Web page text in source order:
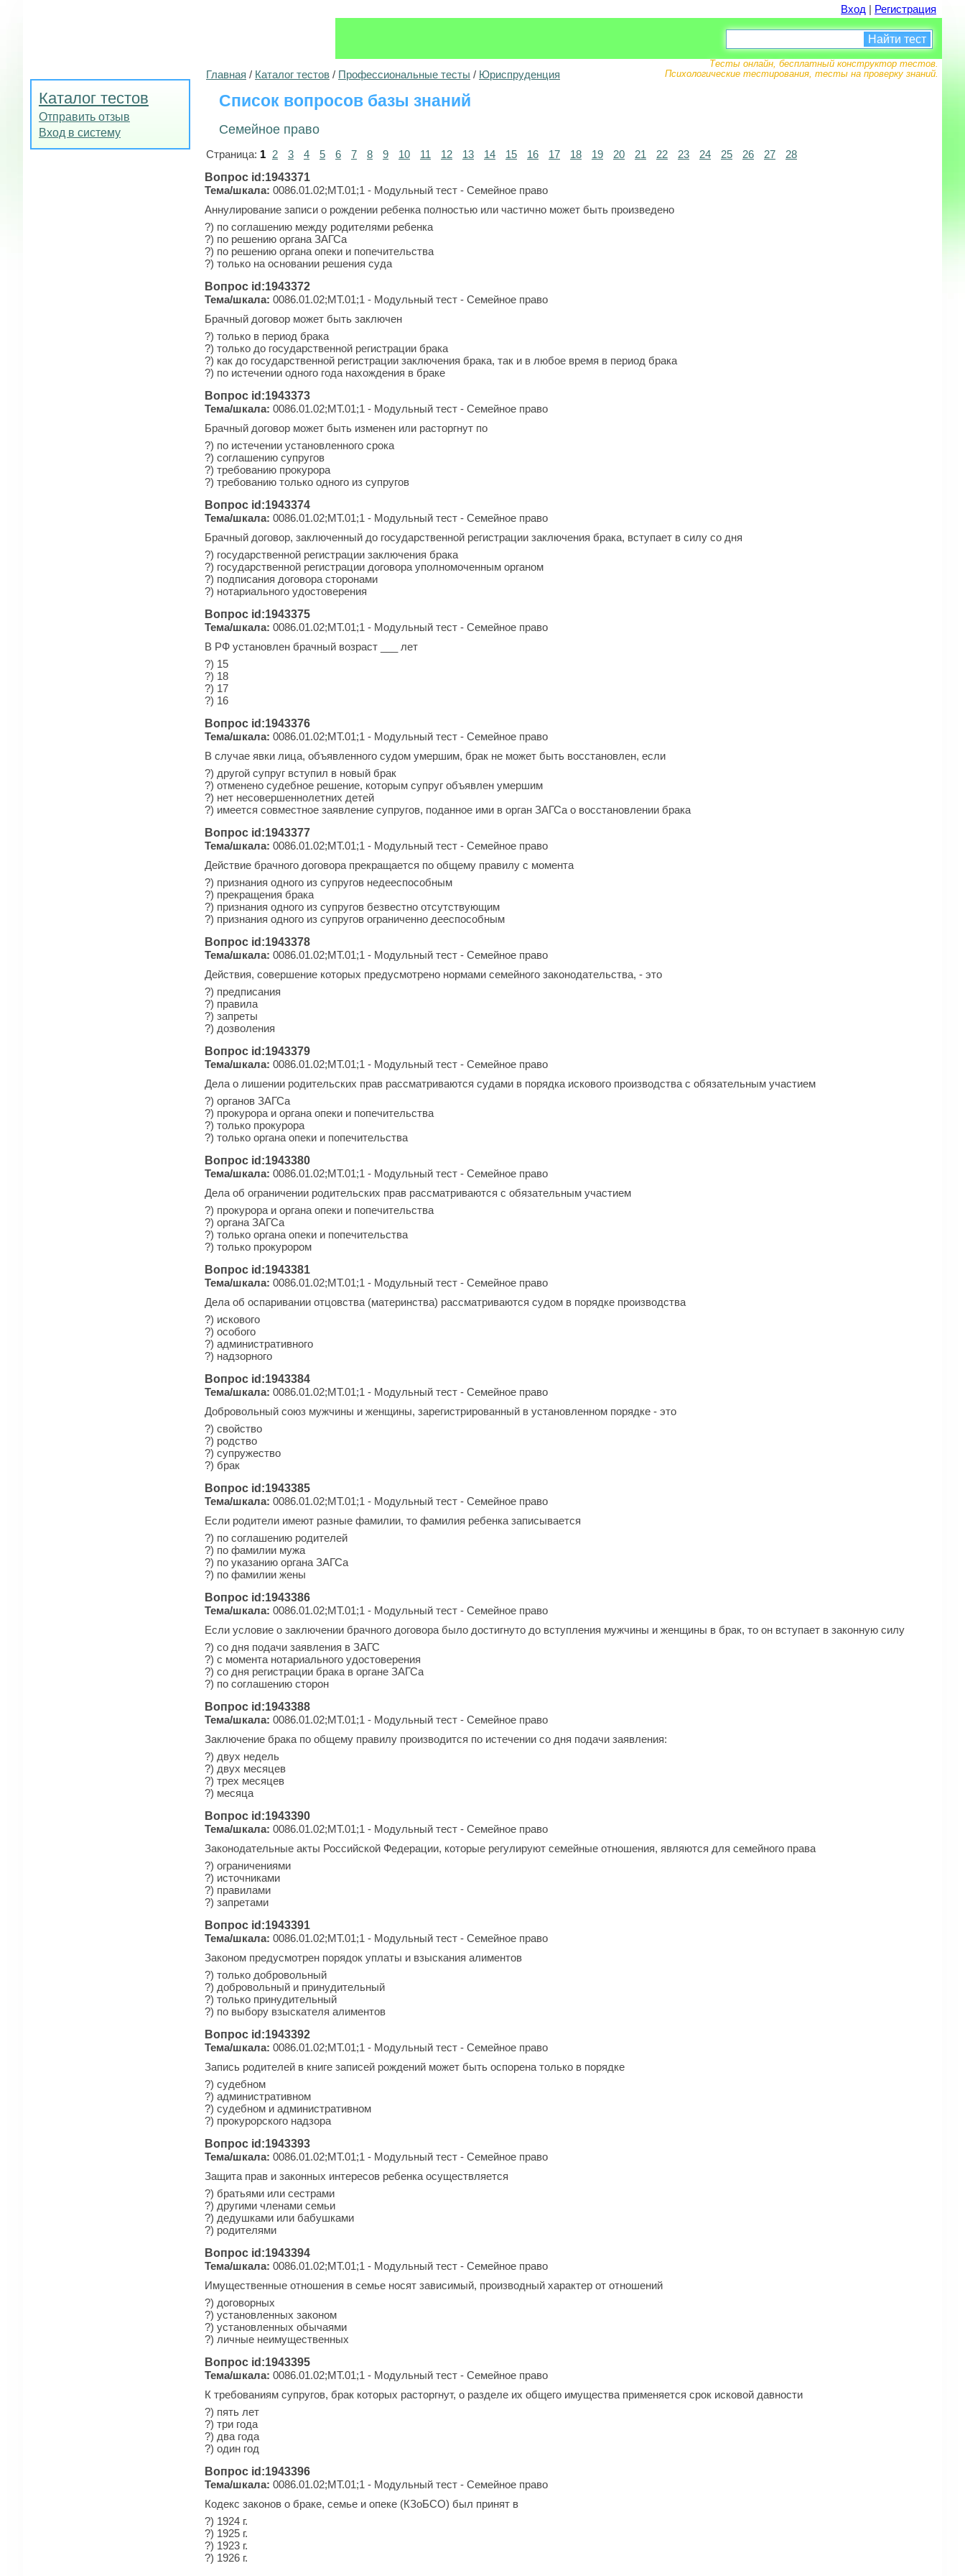
Вход | Регистрация
Тесты онлайн, бесплатный конструктор тестов.
Психологические тестирования, тесты на проверку знаний.
Найти тест
Каталог тестов
Отправить отзыв
Вход в систему
Главная / Каталог тестов / Профессиональные тесты / Юриспруденция
Список вопросов базы знаний
Семейное право
Страница: 1 2 3 4 5 6 7 8 9 10 11 12 13 14 15 16 17 18 19 20 21 22 23 24 25 26 27
28
Вопрос id:1943371
Тема/шкала: 0086.01.02;МТ.01;1 - Модульный тест - Семейное право
Аннулирование записи о рождении ребенка полностью или частично может быть произведено
?) по соглашению между родителями ребенка
?) по решению органа ЗАГСа
?) по решению органа опеки и попечительства
?) только на основании решения суда
Вопрос id:1943372
Тема/шкала: 0086.01.02;МТ.01;1 - Модульный тест - Семейное право
Брачный договор может быть заключен
?) только в период брака
?) только до государственной регистрации брака
?) как до государственной регистрации заключения брака, так и в любое время в период брака
?) по истечении одного года нахождения в браке
Вопрос id:1943373
Тема/шкала: 0086.01.02;МТ.01;1 - Модульный тест - Семейное право
Брачный договор может быть изменен или расторгнут по
?) по истечении установленного срока
?) соглашению супругов
?) требованию прокурора
?) требованию только одного из супругов
Вопрос id:1943374
Тема/шкала: 0086.01.02;МТ.01;1 - Модульный тест - Семейное право
Брачный договор, заключенный до государственной регистрации заключения брака, вступает в силу со дня
?) государственной регистрации заключения брака
?) государственной регистрации договора уполномоченным органом
?) подписания договора сторонами
?) нотариального удостоверения
Вопрос id:1943375
Тема/шкала: 0086.01.02;МТ.01;1 - Модульный тест - Семейное право
В РФ установлен брачный возраст ___ лет
?) 15
?) 18
?) 17
?) 16
Вопрос id:1943376
Тема/шкала: 0086.01.02;МТ.01;1 - Модульный тест - Семейное право
В случае явки лица, объявленного судом умершим, брак не может быть восстановлен, если
?) другой супруг вступил в новый брак
?) отменено судебное решение, которым супруг объявлен умершим
?) нет несовершеннолетних детей
?) имеется совместное заявление супругов, поданное ими в орган ЗАГСа о восстановлении брака
Вопрос id:1943377
Тема/шкала: 0086.01.02;МТ.01;1 - Модульный тест - Семейное право
Действие брачного договора прекращается по общему правилу с момента
?) признания одного из супругов недееспособным
?) прекращения брака
?) признания одного из супругов безвестно отсутствующим
?) признания одного из супругов ограниченно дееспособным
Вопрос id:1943378
Тема/шкала: 0086.01.02;МТ.01;1 - Модульный тест - Семейное право
Действия, совершение которых предусмотрено нормами семейного законодательства, - это
?) предписания
?) правила
?) запреты
?) дозволения
Вопрос id:1943379
Тема/шкала: 0086.01.02;МТ.01;1 - Модульный тест - Семейное право
Дела о лишении родительских прав рассматриваются судами в порядка искового производства с обязательным участием
?) органов ЗАГСа
?) прокурора и органа опеки и попечительства
?) только прокурора
?) только органа опеки и попечительства
Вопрос id:1943380
Тема/шкала: 0086.01.02;МТ.01;1 - Модульный тест - Семейное право
Дела об ограничении родительских прав рассматриваются с обязательным участием
?) прокурора и органа опеки и попечительства
?) органа ЗАГСа
?) только органа опеки и попечительства
?) только прокурором
Вопрос id:1943381
Тема/шкала: 0086.01.02;МТ.01;1 - Модульный тест - Семейное право
Дела об оспаривании отцовства (материнства) рассматриваются судом в порядке производства
?) искового
?) особого
?) административного
?) надзорного
Вопрос id:1943384
Тема/шкала: 0086.01.02;МТ.01;1 - Модульный тест - Семейное право
Добровольный союз мужчины и женщины, зарегистрированный в установленном порядке - это
?) свойство
?) родство
?) супружество
?) брак
Вопрос id:1943385
Тема/шкала: 0086.01.02;МТ.01;1 - Модульный тест - Семейное право
Если родители имеют разные фамилии, то фамилия ребенка записывается
?) по соглашению родителей
?) по фамилии мужа
?) по указанию органа ЗАГСа
?) по фамилии жены
Вопрос id:1943386
Тема/шкала: 0086.01.02;МТ.01;1 - Модульный тест - Семейное право
Если условие о заключении брачного договора было достигнуто до вступления мужчины и женщины в брак, то он вступает в законную силу
?) со дня подачи заявления в ЗАГС
?) с момента нотариального удостоверения
?) со дня регистрации брака в органе ЗАГСа
?) по соглашению сторон
Вопрос id:1943388
Тема/шкала: 0086.01.02;МТ.01;1 - Модульный тест - Семейное право
Заключение брака по общему правилу производится по истечении со дня подачи заявления:
?) двух недель
?) двух месяцев
?) трех месяцев
?) месяца
Вопрос id:1943390
Тема/шкала: 0086.01.02;МТ.01;1 - Модульный тест - Семейное право
Законодательные акты Российской Федерации, которые регулируют семейные отношения, являются для семейного права
?) ограничениями
?) источниками
?) правилами
?) запретами
Вопрос id:1943391
Тема/шкала: 0086.01.02;МТ.01;1 - Модульный тест - Семейное право
Законом предусмотрен порядок уплаты и взыскания алиментов
?) только добровольный
?) добровольный и принудительный
?) только принудительный
?) по выбору взыскателя алиментов
Вопрос id:1943392
Тема/шкала: 0086.01.02;МТ.01;1 - Модульный тест - Семейное право
Запись родителей в книге записей рождений может быть оспорена только в порядке
?) судебном
?) административном
?) судебном и административном
?) прокурорского надзора
Вопрос id:1943393
Тема/шкала: 0086.01.02;МТ.01;1 - Модульный тест - Семейное право
Защита прав и законных интересов ребенка осуществляется
?) братьями или сестрами
?) другими членами семьи
?) дедушками или бабушками
?) родителями
Вопрос id:1943394
Тема/шкала: 0086.01.02;МТ.01;1 - Модульный тест - Семейное право
Имущественные отношения в семье носят зависимый, производный характер от отношений
?) договорных
?) установленных законом
?) установленных обычаями
?) личные неимущественных
Вопрос id:1943395
Тема/шкала: 0086.01.02;МТ.01;1 - Модульный тест - Семейное право
К требованиям супругов, брак которых расторгнут, о разделе их общего имущества применяется срок исковой давности
?) пять лет
?) три года
?) два года
?) один год
Вопрос id:1943396
Тема/шкала: 0086.01.02;МТ.01;1 - Модульный тест - Семейное право
Кодекс законов о браке, семье и опеке (КЗоБСО) был принят в
?) 1924 г.
?) 1925 г.
?) 1923 г.
?) 1926 г.